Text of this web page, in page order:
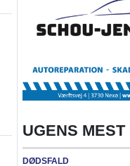
UGENS
DØDSFALD